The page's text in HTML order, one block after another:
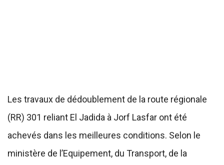
Les travaux de dédoublement de la route régionale
(RR) 301 reliant El Jadida à Jorf Lasfar ont été
achevés dans les meilleures conditions. Selon le
ministère de l’Equipement, du Transport, de la